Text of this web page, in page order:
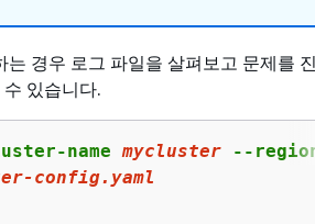
경우 로그 파일을 살펴보고 문제를
있습니다.
name mycluster --
config.yaml